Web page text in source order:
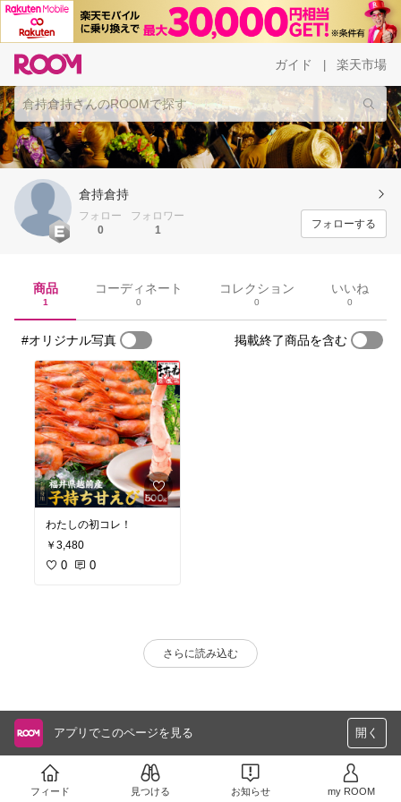
ガイド 楽天市場
倉持倉持
フォロー
0
フォロワー
1
フォローする
商品
1
コーディネート
0
コレクション
0
いいね
0
#オリジナル写真 掲載終了商品を含む
わたしの初コレ！
￥3,480
0 0
さらに読み込む
アプリでこのページを見る 開く
フィード 見つける お知らせ my ROOM